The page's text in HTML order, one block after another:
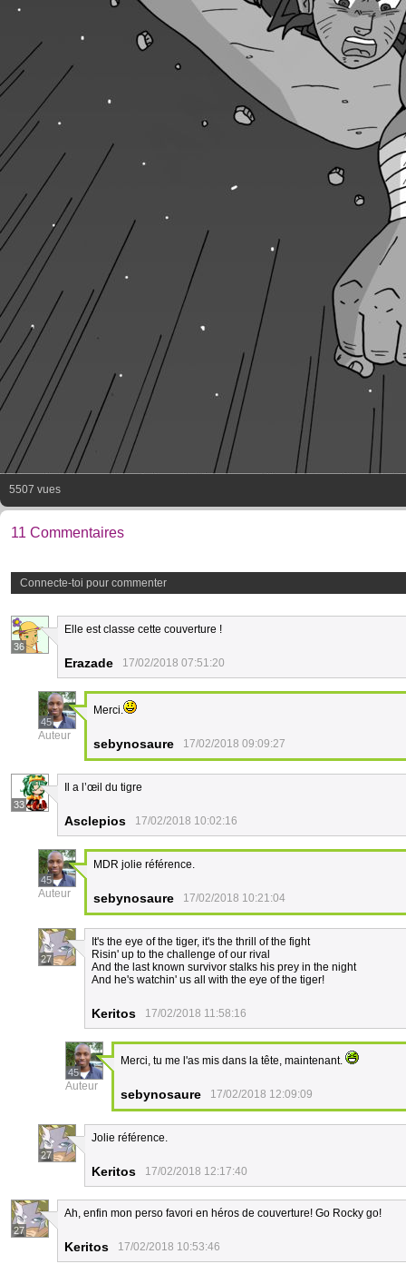
5507 vues
11 Commentaires
Connecte-toi pour commenter
36
Elle est classe cette couverture !
Erazade 17/02/2018 07:51:20
45
Auteur
Merci.
sebynosaure 17/02/2018 09:09:27
33
Il a l’œil du tigre
Asclepios 17/02/2018 10:02:16
45
Auteur
MDR jolie référence.
sebynosaure 17/02/2018 10:21:04
27
It's the eye of the tiger, it's the thrill of the fight
Risin' up to the challenge of our rival
And the last known survivor stalks his prey in the night
And he's watchin' us all with the eye of the tiger!
Keritos 17/02/2018 11:58:16
45
Auteur
Merci, tu me l'as mis dans la tête, maintenant.
sebynosaure 17/02/2018 12:09:09
27
Jolie référence.
Keritos 17/02/2018 12:17:40
27
Ah, enfin mon perso favori en héros de couverture! Go Rocky go!
Keritos 17/02/2018 10:53:46